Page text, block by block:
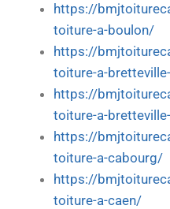
https://
toiture-a-boulon/
https://
toiture-a-
https://
toiture-a-
https://
toiture-a-cabourg/
https://
toiture-a-caen/